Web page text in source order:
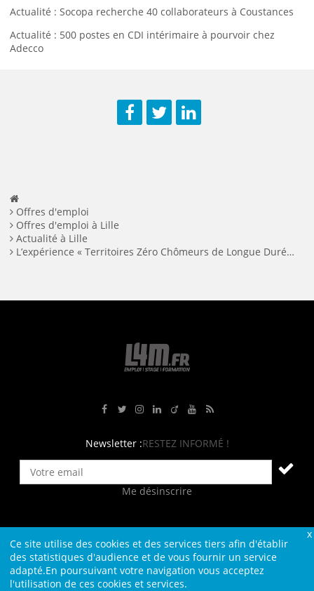
Ce site utilise des cookies et des services tiers afin d'établir
des statistiques d'audience et de vous fournir un service
adapté.En poursuivant votre navigation vous acceptez
l'utilisation de ces cookies et services.
Actualité : Socopa recherche 40 collaborateurs à Coustances
Actualité : 500 postes en CDI intérimaire à pourvoir chez
Adecco
Offres d'emploi
Offres d'emploi à Lille
Actualité à Lille
L’expérience « Territoires Zéro Chômeurs de Longue Durée » vient d’être lancée dans 10 zones en France
Newsletter :RESTEZ INFORMÉ !
Me désinscrire
Contact Plan du site Qui sommes-nous ?
Liens
Charte L4M
Conditions Générales